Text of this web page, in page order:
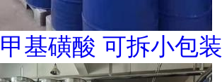
甲基磺酸 可拆小包装